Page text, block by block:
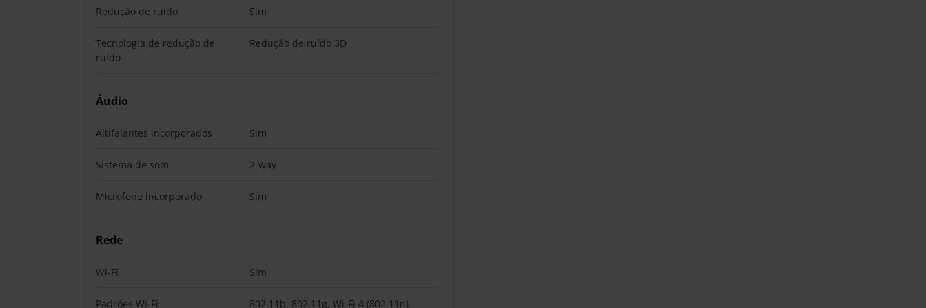
Redução de ruído Sim
Tecnologia de redução de
ruído
Redução de ruído 3D
Áudio
Altifalantes incorporados Sim
Sistema de som 2-way
Microfone incorporado Sim
Rede
Wi-Fi Sim
Padrões Wi-Fi 802.11b, 802.11g, Wi-Fi 4 (802.11n)